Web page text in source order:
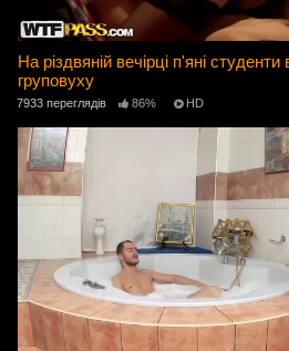
На різдвяній вечірці п'яні
груповуху
7933 переглядів 86% HD